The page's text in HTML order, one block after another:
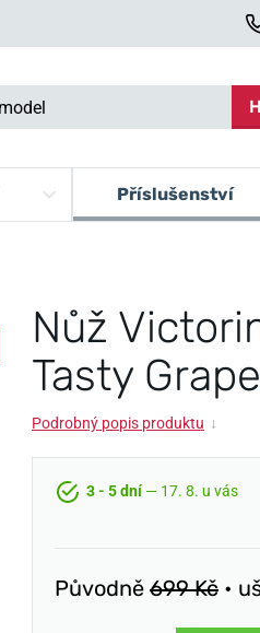
Příslušenství
Nůž
Tasty
Podrobný popis produktu ↓
3 - 5 dní— 17. 8. u vás
Původně 699 Kč •